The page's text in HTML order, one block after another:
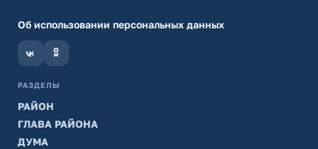
Об использовании персональных данных
РАЗДЕЛЫ
РАЙОН
ГЛАВА РАЙОНА
ДУМА